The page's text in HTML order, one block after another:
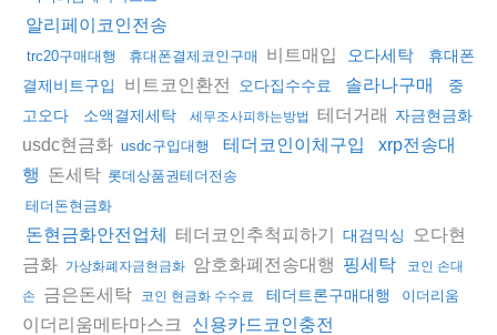
알리페이코인전송
trc20구매대행 휴대폰결제코인구매 비트매입 오다세탁
휴대폰
결제비트구입
비트코인환전 오다집수수료 솔라나구매
중
고오다
소액결제세탁 세무조사피하는방법 테더거래 자금현금화
usdc현금화 usdc구입대행 테더코인이체구입
xrp전송대
행 돈세탁 롯데상품권테더전송
테더돈현금화
돈현금화안전업체 테더코인추척피하기 대검믹싱
오다현
금화 가상화폐자금현금화 암호화폐전송대행 핑세탁
코인 손대
손
금은돈세탁 코인 현금화 수수료 테더트론구매대행 이더리움
이더리움메타마스크 신용카드코인충전